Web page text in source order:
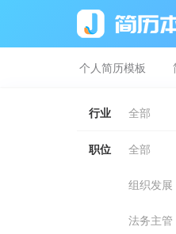
个人简历模板
行业 全部
职位 全部
组织发展
法务主管